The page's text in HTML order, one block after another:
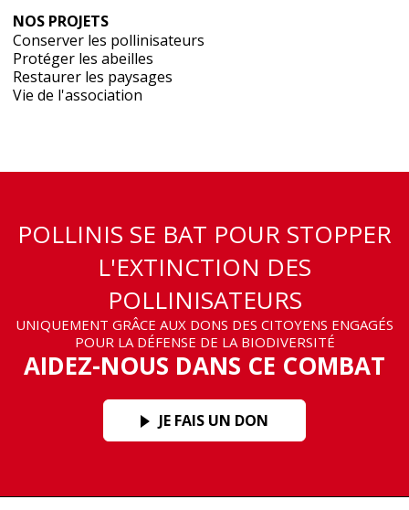
NOS PROJETS
Conserver les pollinisateurs
Protéger les abeilles
Restaurer les paysages
Vie de l'association
POLLINIS SE BAT POUR STOPPER
L'EXTINCTION DES
POLLINISATEURS
UNIQUEMENT GRÂCE AUX DONS DES CITOYENS ENGAGÉS
POUR LA DÉFENSE DE LA BIODIVERSITÉ
AIDEZ-NOUS DANS CE COMBAT
JE FAIS UN DON